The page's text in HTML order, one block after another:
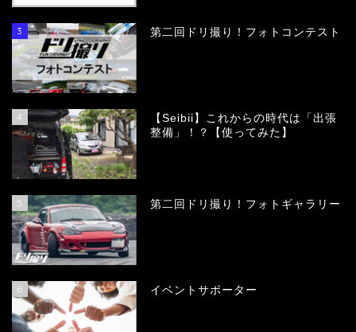
3 第二回ドリ撮り！フォトコンテスト
4
【Seibii】これからの時代は「出張
整備」！？【使ってみた】
5 第二回ドリ撮り！フォトギャラリー
6 イベントサポーター